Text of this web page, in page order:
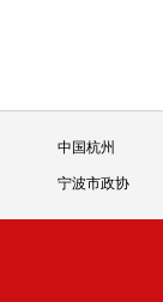
中国杭州
宁波市政协